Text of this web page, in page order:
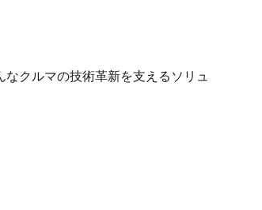
クルマの技術革新を支えるソリュ